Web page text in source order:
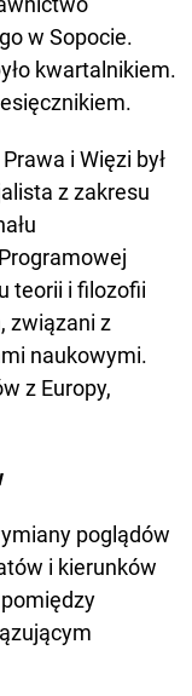
w Sopocie.
kwartalnikiem.
i Więzi był
z zakresu
teorii i filozofii
związani z
naukowymi.
z Europy,
poglądów
i kierunków